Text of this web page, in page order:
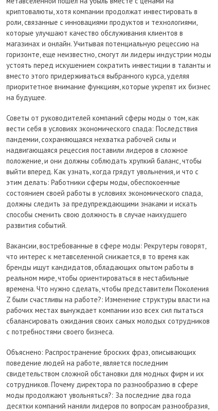
криптовалюты, хотя компании продолжат инвестировать в
роли, связанные с инновациями продуктов и технологиями,
которые улучшают качество обслуживания клиентов в
магазинах и онлайн. Учитывая потенциальную рецессию на
горизонте, еще неизвестно, смогут ли лидеры индустрии моды
устоять перед искушением сократить инвестиции в таланты и
вместо этого придерживаться выбранного курса, уделяя
приоритетное внимание функциям, которые укрепят их бизнес
на будущее.
Советы от руководителей компаний сферы моды о том, как
вести себя в условиях экономического спада: Последствия
пандемии, сохраняющаяся нехватка рабочей силы и
надвигающаяся рецессия поставили лидеров в сложное
положение, и они должны соблюдать хрупкий баланс, чтобы
выйти вперед. Как узнать, когда грядут увольнения, и что с
этим делать: Работники сферы моды, обеспокоенные
состоянием своей работы в условиях экономического спада,
должны следить за предупреждающими знаками и искать
способы сменить свою должность в случае наихудшего
развития событий.
Вакансии, востребованные в сфере моды: Рекрутеры говорят,
что интерес к метавселенной снижается, в то время как
бренды ищут кандидатов, обладающих опытом работы в
реальном мире, чтобы ориентироваться в нестабильные
времена. Что нужно сделать, чтобы представители Поколения
Z были счастливы на работе?: Изменение структуры власти на
рабочих местах вынуждает компании изо всех сил пытаться
сбалансировать ожидания своих самых молодых сотрудников
с потребностями своего бизнеса.
Объяснено: Распространение броских фраз, описывающих
поведение людей на работе, является последним
свидетельством сложной обстановки для модных фирм и их
сотрудников. Почему директора по разнообразию в сфере
моды продолжают увольняться?: За последние два года
десятки компаний наняли лидеров по вопросам разнообразия,